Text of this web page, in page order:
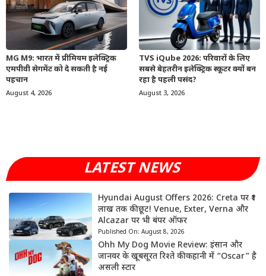
MG M9: भारत में प्रीमियम इलेक्ट्रिक
एमपीवी सेगमेंट को दे सकती है नई
पहचान
August 4, 2026
TVS iQube 2026: परिवारों के लिए
सबसे बेहतरीन इलेक्ट्रिक स्कूटर क्यों बन
रहा है पहली पसंद?
August 3, 2026
LATEST NEWS
Hyundai August Offers 2026: Creta पर ₹1
लाख तक की छूट! Venue, Exter, Verna और
Alcazar पर भी बंपर ऑफर
Published On: August 8, 2026
Ohh My Dog Movie Review: इंसान और
जानवर के खूबसूरत रिश्ते की कहानी में “Oscar” है
असली स्टार